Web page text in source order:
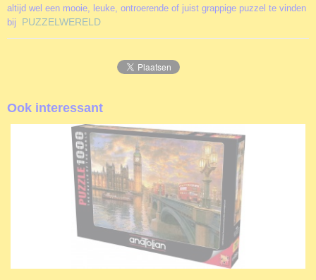
altijd wel een mooie, leuke, ontroerende of juist grappige puzzel te vinden
bij PUZZELWERELD
Ook interessant